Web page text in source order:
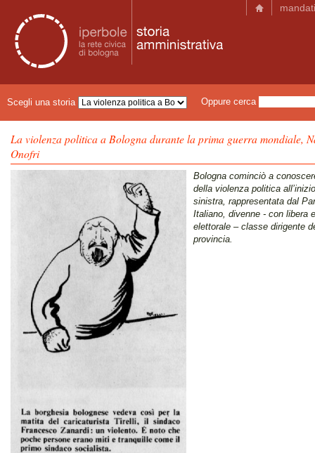
mandati
Scegli una storia Oppure cerca
La violenza politica a Bologna durante la prima guerra mondiale,
Onofri
Bologna cominciò a
della violenza politica
sinistra, rappresentata dal
Italiano, divenne - con libera
elettorale – classe dirigente
provincia.